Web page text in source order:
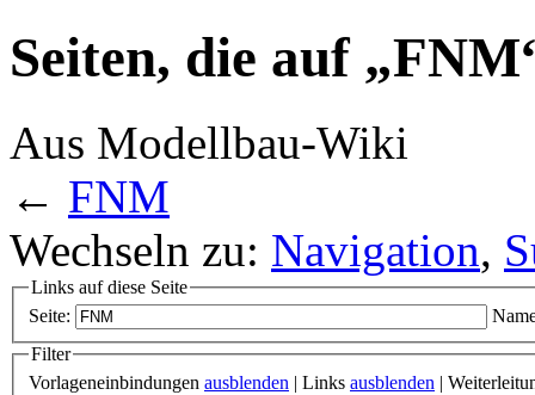
Seiten, die auf
Aus Modellbau-Wiki
← FNM
Wechseln zu: Navigation,
Links auf diese Seite
Seite:
Filter
Vorlageneinbindungen ausblenden | Links ausblenden |